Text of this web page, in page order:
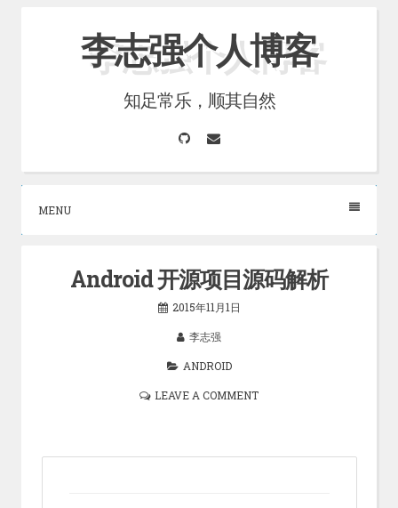
李志强个人博客
知足常乐，顺其自然
GitHubEmail
MENU
Android 开源项目源码解析
2015年11月1日
李志强
ANDROID
LEAVE A COMMENT